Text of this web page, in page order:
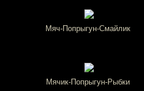
Мяч-Попрыгун-Смайлик
Мячик-Попрыгун-Рыбки